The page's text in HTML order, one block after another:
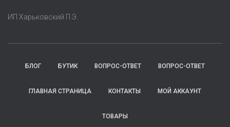
ИП Харьковский П.Э.
БЛОГ БУТИК ВОПРОС-ОТВЕТ ВОПРОС-ОТВЕТ
ГЛАВНАЯ СТРАНИЦА КОНТАКТЫ МОЙ АККАУНТ
ТОВАРЫ